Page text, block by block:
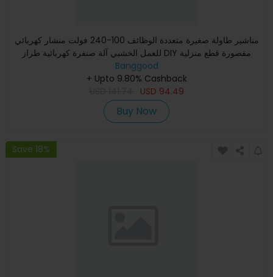
مناشير طاولة صغيرة متعددة الوظائف 100-240 فولت منشار كهربائي
للعمل الخشبي آلة صنفرة كهربائية طراز DIY مقصورة قطع منزلية
Banggood
+ Upto 9.80% Cashback
USD 94.49
Buy Now
Save 18%